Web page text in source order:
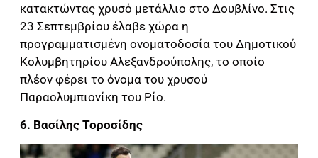
κατακτώντας χρυσό μετάλλιο στο Δουβλίνο. Στις
23 Σεπτεμβρίου έλαβε χώρα η
προγραμματισμένη ονοματοδοσία του Δημοτικού
Κολυμβητηρίου Αλεξανδρούπολης, το οποίο
πλέον φέρει το όνομα του χρυσού
Παραολυμπιονίκη του Ρίο.
6. Βασίλης Τοροσίδης